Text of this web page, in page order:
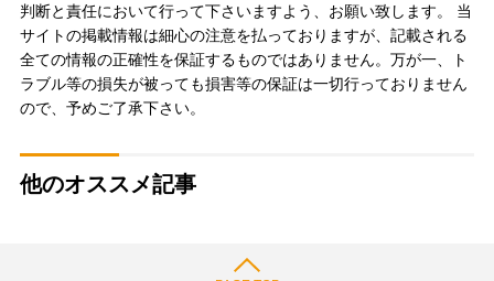
判断と責任において行って下さいますよう、お願い致します。 当
サイトの掲載情報は細心の注意を払っておりますが、記載される
全ての情報の正確性を保証するものではありません。万が一、ト
ラブル等の損失が被っても損害等の保証は一切行っておりません
ので、予めご了承下さい。
他のオススメ記事